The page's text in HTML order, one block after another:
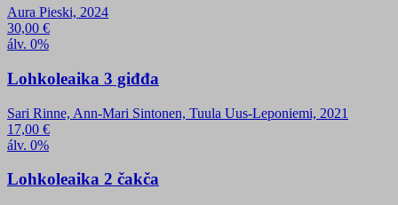
Aura Pieski, 2024
30,00 €
álv. 0%
Lohkoleaika 3 giđđa
Sari Rinne, Ann-Mari Sintonen, Tuula Uus-Leponiemi, 2021
17,00 €
álv. 0%
Lohkoleaika 2 čakča